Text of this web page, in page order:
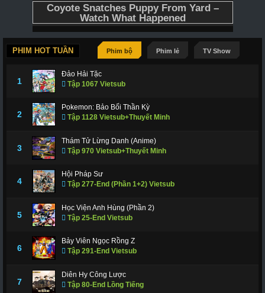
PHIM HOT TUẦN Phim bộ Phim lẻ TV Show
1
Đảo Hải Tặc
Tập 1067 Vietsub
2
Pokemon: Bảo Bối Thần Kỳ
Tập 1128 Vietsub+Thuyết Minh
3
Thám Tử Lừng Danh (Anime)
Tập 970 Vietsub+Thuyết Minh
4
Hội Pháp Sư
Tập 277-End (Phần 1+2) Vietsub
5
Học Viện Anh Hùng (Phần 2)
Tập 25-End Vietsub
6
Bảy Viên Ngọc Rồng Z
Tập 291-End Vietsub
7
Diên Hy Công Lược
Tập 80-End Lồng Tiếng